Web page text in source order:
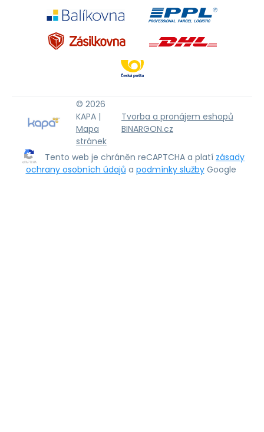
© 2026
KAPA |
Mapa
stránek
Tvorba a pronájem eshopů
BINARGON.cz
Tento web je chráněn reCAPTCHA a platí zásady
ochrany osobních údajů a podmínky služby Google